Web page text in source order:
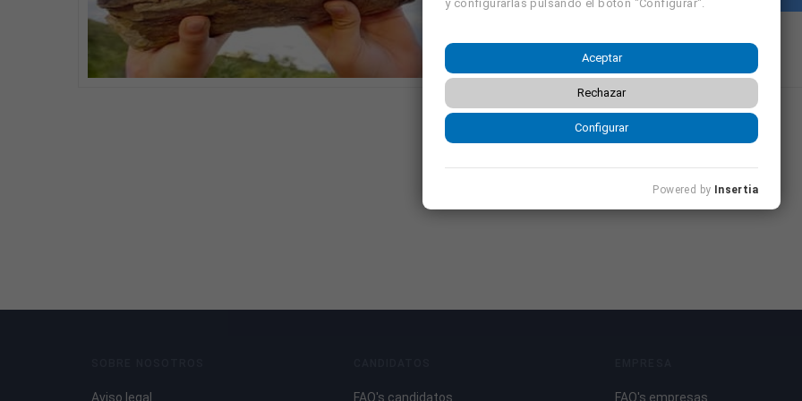
Aviso legal FAQ's candidatos FAQ's empresas
y configurarlas pulsando el botón "Configurar".
Aceptar
Rechazar
Configurar
Powered by Insertia